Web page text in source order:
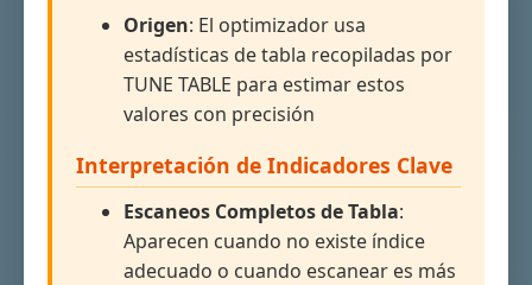
Origen: El optimizador usa
estadísticas de tabla recopiladas por
TUNE TABLE para estimar estos
valores con precisión
Interpretación de Indicadores Clave
Escaneos Completos de Tabla:
Aparecen cuando no existe índice
adecuado o cuando escanear es más